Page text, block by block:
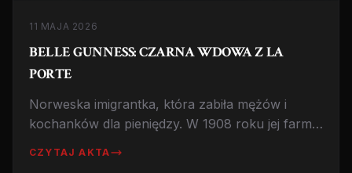
11 MAJA 2026
BELLE GUNNESS: CZARNA WDOWA Z LA
PORTE
Norweska imigrantka, która zabiła mężów i
kochanków dla pieniędzy. W 1908 roku jej farma
CZYTAJ AKTA